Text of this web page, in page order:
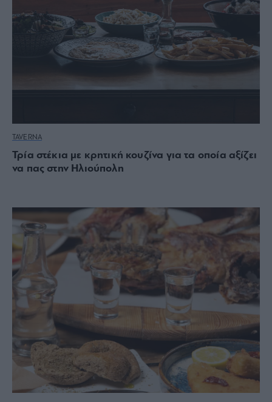
TAVERNA
Τρία στέκια με κρητική κουζίνα για τα οποία αξίζει
να πας στην Ηλιούπολη